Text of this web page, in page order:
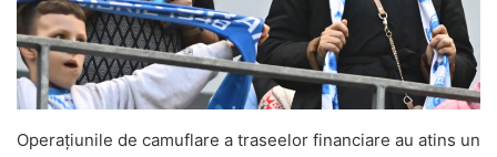
Operațiunile de camuflare a traseelor financiare au atins un